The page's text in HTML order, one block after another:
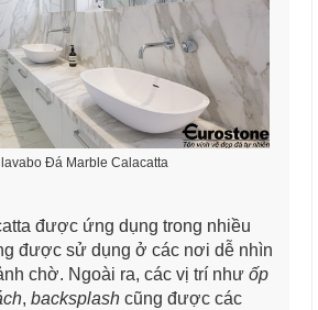
Đá Marble Calacatta
được ứng dụng trong nhiều
được sử dụng ở các nơi dễ nhìn
chờ. Ngoài ra, các vị trí như ốp
, backsplash cũng được các